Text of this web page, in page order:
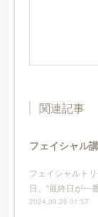
関連記事
フェイシャル
フェイシャルト
日。“最終日が一
2024.09.26 01:57